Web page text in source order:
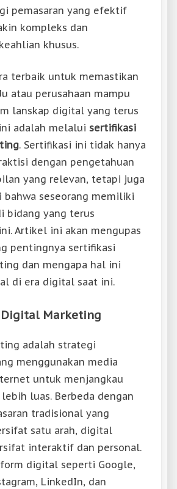
pemasaran yang efektif
kompleks dan
khusus.
terbaik untuk memastikan
atau perusahaan mampu
lanskap digital yang terus
adalah melalui sertifikasi
. Sertifikasi ini tidak hanya
dengan pengetahuan
yang relevan, tetapi juga
seseorang memiliki
bidang yang terus
Artikel ini akan mengupas
pentingnya sertifikasi
dan mengapa hal ini
di era digital saat ini.
Marketing
adalah strategi
menggunakan media
untuk menjangkau
luas. Berbeda dengan
tradisional yang
satu arah, digital
interaktif dan personal.
digital seperti Google,
LinkedIn, dan